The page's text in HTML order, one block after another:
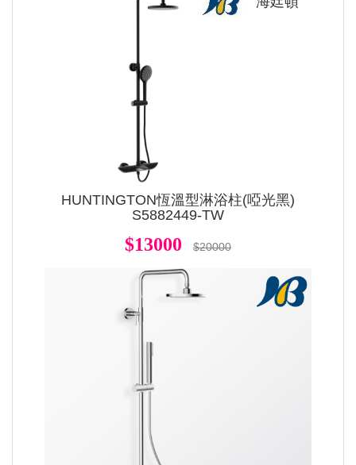
HUNTINGTON恆溫型淋浴柱(啞光黑)
S5882449-TW
$13000 $20000